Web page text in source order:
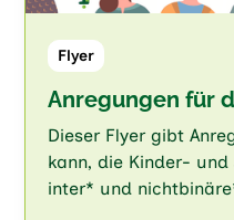
Flyer
Anregungen für
Dieser Flyer gibt
kann, die Kinder-
inter* und